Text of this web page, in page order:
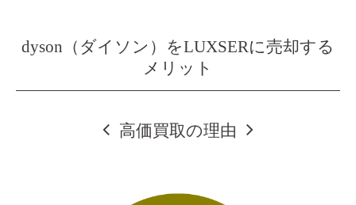
dyson（ダイソン）をLUXSERに売却する
メリット
高価買取の理由